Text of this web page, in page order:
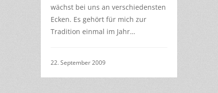
wächst bei uns an verschiedensten
Ecken. Es gehört für mich zur
Tradition einmal im Jahr…
22. September 2009